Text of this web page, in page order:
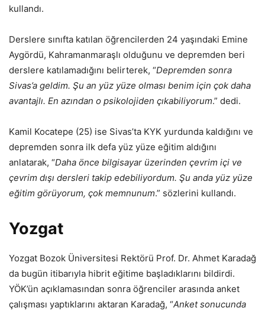
kullandı.
Derslere sınıfta katılan öğrencilerden 24 yaşındaki Emine
Aygördü, Kahramanmaraşlı olduğunu ve depremden beri
derslere katılamadığını belirterek, “Depremden sonra
Sivas’a geldim. Şu an yüz yüze olması benim için çok daha
avantajlı. En azından o psikolojiden çıkabiliyorum.” dedi.
Kamil Kocatepe (25) ise Sivas’ta KYK yurdunda kaldığını ve
depremden sonra ilk defa yüz yüze eğitim aldığını
anlatarak, “Daha önce bilgisayar üzerinden çevrim içi ve
çevrim dışı dersleri takip edebiliyordum. Şu anda yüz yüze
eğitim görüyorum, çok memnunum.” sözlerini kullandı.
Yozgat
Yozgat Bozok Üniversitesi Rektörü Prof. Dr. Ahmet Karadağ
da bugün itibarıyla hibrit eğitime başladıklarını bildirdi.
YÖK’ün açıklamasından sonra öğrenciler arasında anket
çalışması yaptıklarını aktaran Karadağ, “Anket sonucunda